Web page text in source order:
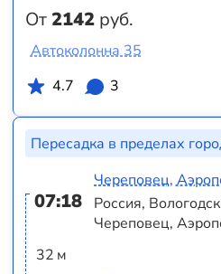
От2142 руб.
Автоколонна 35
4.7
3
Пересадка в пределах
07:18
32 м
Череповец,
Россия,
Череповец,